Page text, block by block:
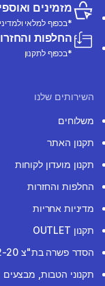
מזמינים
*בכפוף למלאי
החלפות והחזרות חינם עד
*בכפוף לתקנון
השירותים שלנו
משלוחים
תקנון האתר
תקנון מועדון לקוחות
החלפות והחזרות
מדיניות אחריות
תקנון OUTLET
הסדר פשרה בת"צ 18665-02-20
תקנוני הטבות, מבצעים